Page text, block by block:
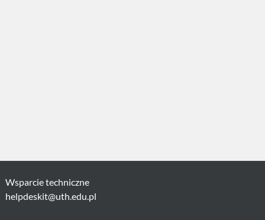
Wsparcie techniczne
helpdeskit@uth.edu.pl